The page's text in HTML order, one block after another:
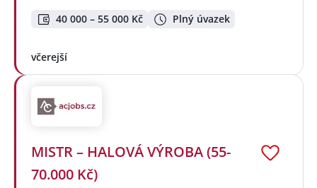
40 000 – 55 000 Kč Plný úvazek
včerejší
MISTR – HALOVÁ VÝROBA (55-
70.000 Kč)